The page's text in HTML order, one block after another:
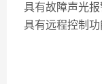
具有故障声光
具有远程控制功